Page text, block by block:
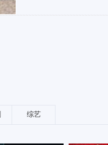
综艺